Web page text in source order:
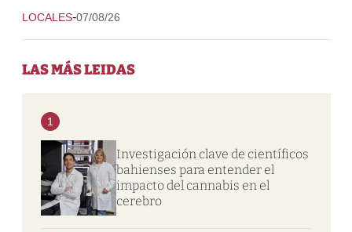
LOCALES-07/08/26
LAS MÁS LEIDAS
1
Investigación clave de científicos
bahienses para entender el
impacto del cannabis en el
cerebro